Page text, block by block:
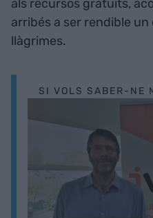
als recursos gratuïts,
arribés a ser rendible
llàgrimes.
SI VOLS SABER-NE